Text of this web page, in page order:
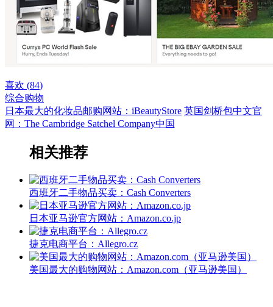
喜欢 (84)
综合购物
日本最大的化妆品邮购网站：iBeautyStore 英国剑桥包中文官
网：The Cambridge Satchel Company中国
相关推荐
西班牙二手物品买卖：Cash Converters
日本亚马逊官方网站：Amazon.co.jp
捷克电商平台：Allegro.cz
美国最大的购物网站：Amazon.com（亚马逊美国）